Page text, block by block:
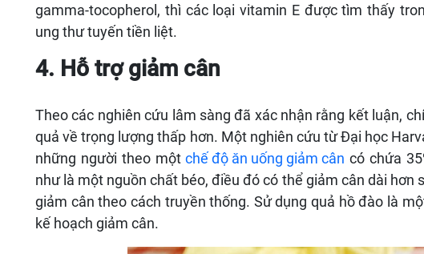
gamma-tocopherol, thì các loại vitamin E được tìm thấy
ung thư tuyến tiền liệt.
4. Hỗ trợ giảm cân
Theo các nghiên cứu lâm sàng đã xác nhận rằng kết luận,
quả về trọng lượng thấp hơn. Một nghiên cứu từ Đại học
những người theo mộtchế độ ăn uống giảm cân có chứa
như là một nguồn chất béo, điều đó có thể giảm cân dài hơn
giảm cân theo cách truyền thống. Sử dụng quả hồ đào là
kế hoạch giảm cân.